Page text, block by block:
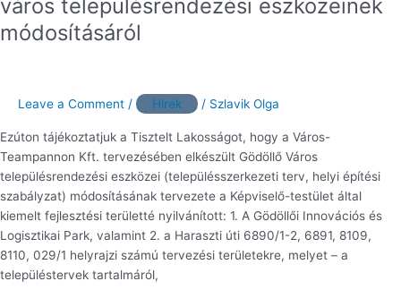
város településrendezési eszközeinek
módosításáról
Leave a Comment / Hírek / Szlavik Olga
Ezúton tájékoztatjuk a Tisztelt Lakosságot, hogy a Város-
Teampannon Kft. tervezésében elkészült Gödöllő Város
településrendezési eszközei (településszerkezeti terv, helyi építési
szabályzat) módosításának tervezete a Képviselő-testület által
kiemelt fejlesztési területté nyilvánított: 1. A Gödöllői Innovációs és
Logisztikai Park, valamint 2. a Haraszti úti 6890/1-2, 6891, 8109,
8110, 029/1 helyrajzi számú tervezési területekre, melyet – a
településtervek tartalmáról,
Gödöllő
város